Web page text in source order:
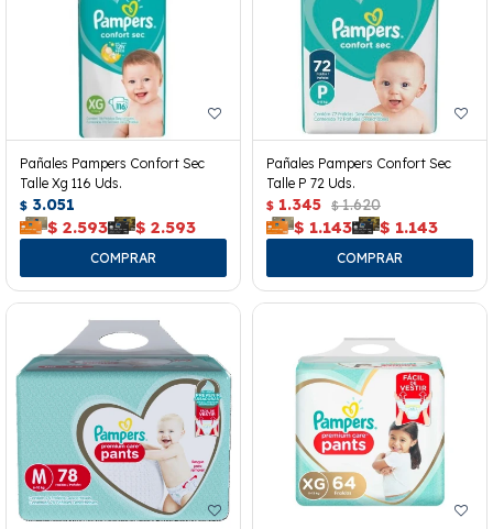
Pañales Pampers Confort Sec
Talle Xg 116 Uds.
$ 3.051
$ 2.593 $ 2.593
Pañales Pampers Confort Sec
Talle P 72 Uds.
$ 1.345 $ 1.620
$ 1.143 $ 1.143